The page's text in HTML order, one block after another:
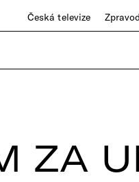
Česká televize
ZA